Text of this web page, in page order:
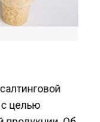
целью
продукции. Об